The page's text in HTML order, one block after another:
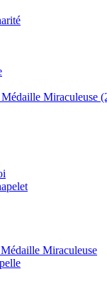
Miraculeuse
Miraculeuse